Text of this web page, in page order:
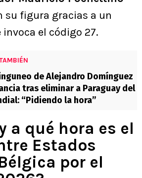
su figura gracias a un
el código 27.
de Alejandro Domínguez
tras eliminar a Paraguay del
“Pidiendo la hora”
a qué hora es el
Estados
por el